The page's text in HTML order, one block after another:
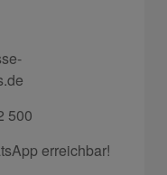
500
erreichbar!